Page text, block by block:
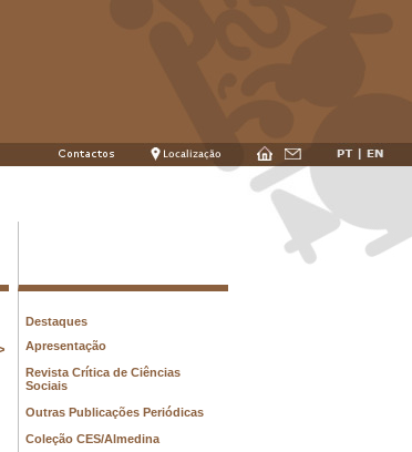
Destaques
Apresentação
Revista Crítica de Ciências
Sociais
Outras Publicações Periódicas
Coleção CES/Almedina